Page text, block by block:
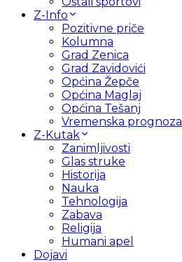
Z-Info
Pozitivne priče
Kolumna
Grad Zenica
Grad Zavidovići
Općina Žepče
Općina Maglaj
Općina Tešanj
Vremenska prognoza
Z-Kutak
Zanimljivosti
Glas struke
Historija
Nauka
Tehnologija
Zabava
Religija
Humani apel
Dojavi